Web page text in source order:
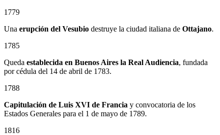
1779
Una erupción del Vesubio destruye la ciudad italiana de Ottajano.
1785
Queda establecida en Buenos Aires la Real Audiencia, fundada
por cédula del 14 de abril de 1783.
1788
Capitulación de Luis XVI de Francia y convocatoria de los
Estados Generales para el 1 de mayo de 1789.
1816